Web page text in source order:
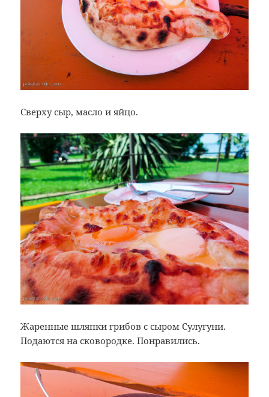
Сверху сыр, масло и яйцо.
Жаренные шляпки грибов с сыром Сулугуни.
Подаются на сковородке. Понравились.